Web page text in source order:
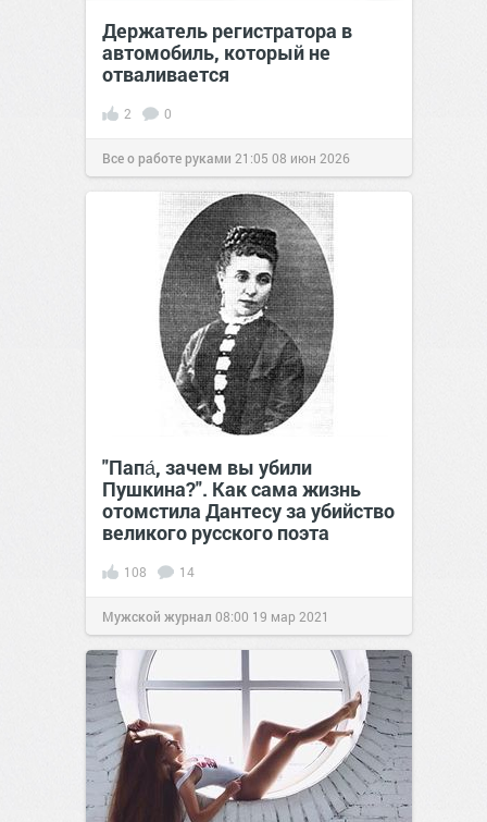
Держатель регистратора в
автомобиль, который не
отваливается
2 0
Все о работе руками 21:05 08 июн 2026
"Папа́, зачем вы убили
Пушкина?". Как сама жизнь
отомстила Дантесу за убийство
великого русского поэта
108 14
Мужской журнал 08:00 19 мар 2021